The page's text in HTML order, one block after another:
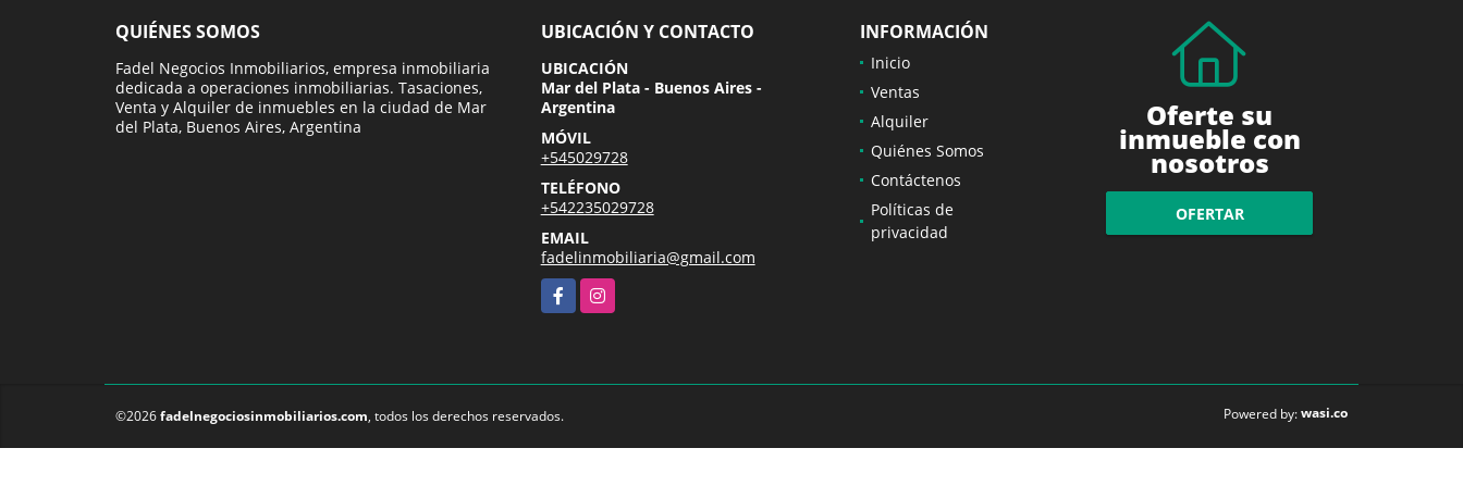
QUIÉNES SOMOS
Fadel Negocios Inmobiliarios, empresa inmobiliaria
dedicada a operaciones inmobiliarias. Tasaciones,
Venta y Alquiler de inmuebles en la ciudad de Mar
del Plata, Buenos Aires, Argentina
UBICACIÓN Y CONTACTO
UBICACIÓN
Mar del Plata - Buenos Aires -
Argentina
MÓVIL
+545029728
TELÉFONO
+542235029728
EMAIL
fadelinmobiliaria@gmail.com
FacebookInstagram
INFORMACIÓN
Inicio
Ventas
Alquiler
Quiénes Somos
Contáctenos
Políticas de
privacidad
Oferte su
inmueble con
nosotros
OFERTAR
©2026fadelnegociosinmobiliarios.com, todos los derechos reservados. Powered by:wasi.co